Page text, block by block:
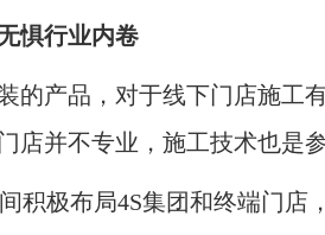
惧行业内卷
产品，对于线下门店施工
店并不专业，施工技术也是参
极布局4S集团和终端门店，